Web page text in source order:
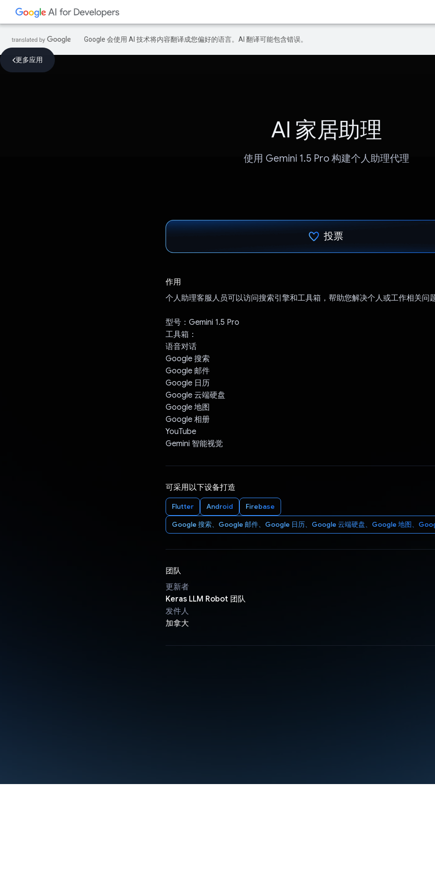
Google 会使用 AI 技术将内容翻译成您偏好的语言。AI 翻译可能包含错误。
更多应用
AI 家居助理
使用 Gemini 1.5 Pro 构建个人助理代理
投票
作用
个人助理客服人员可以访问搜索引擎和工具箱，帮助您解决个人或工作相关问
型号：Gemini 1.5 Pro
工具箱：
语音对话
Google 搜索
Google 邮件
Google 日历
Google 云端硬盘
Google 地图
Google 相册
YouTube
Gemini 智能视觉
可采用以下设备打造
Flutter Android Firebase
Google 搜索、Google 邮件、Google 日历、Google 云端硬盘、Google 地图、
团队
更新者
Keras LLM Robot 团队
发件人
加拿大